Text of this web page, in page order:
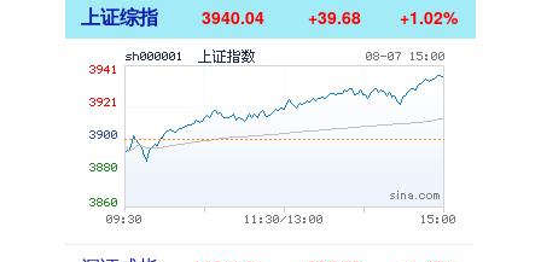
上证综指 3940.04 +39.68 +1.02%